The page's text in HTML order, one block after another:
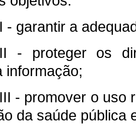
I - garantir a
II - proteger os
informação;
III - promover o uso
da saúde pública